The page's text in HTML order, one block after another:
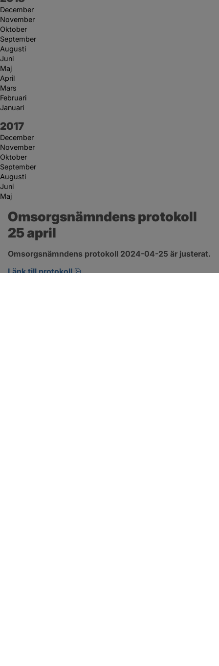
December
November
Oktober
September
Augusti
Juni
Maj
April
Mars
Februari
Januari
År:
2017
December
November
Oktober
September
Augusti
Juni
Maj
Omsorgsnämndens protokoll
25 april
Omsorgsnämndens protokoll 2024-04-25 är justerat.
Länk till protokoll
pdf, 222.9 kB, öppnas i nytt fönster.